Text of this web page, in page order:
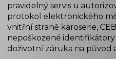
pravidelný servis u
protokol elektronického
vnitřní straně karoserie,
nepoškozené
doživotní záruka na původ